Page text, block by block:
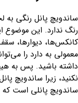
ساندویچ پانل رنگی به
رنگ ندارد. این موضوع
کانکس‌ها، دیوارها،
معمولی به دارد را
داشته باشید. پس به
نکنید، زیرا ساندویچ
ساندویچ پانلی است که